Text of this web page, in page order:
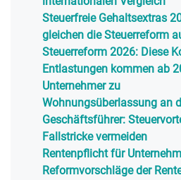
Steuerfreie Gehaltsextras
gleichen die Steuerreform
Steuerreform 2026: Diese
Entlastungen kommen ab
Unternehmer zu
Wohnungsüberlassung an
Geschäftsführer:
Fallstricke vermeiden
Rentenpflicht für
Reformvorschläge der